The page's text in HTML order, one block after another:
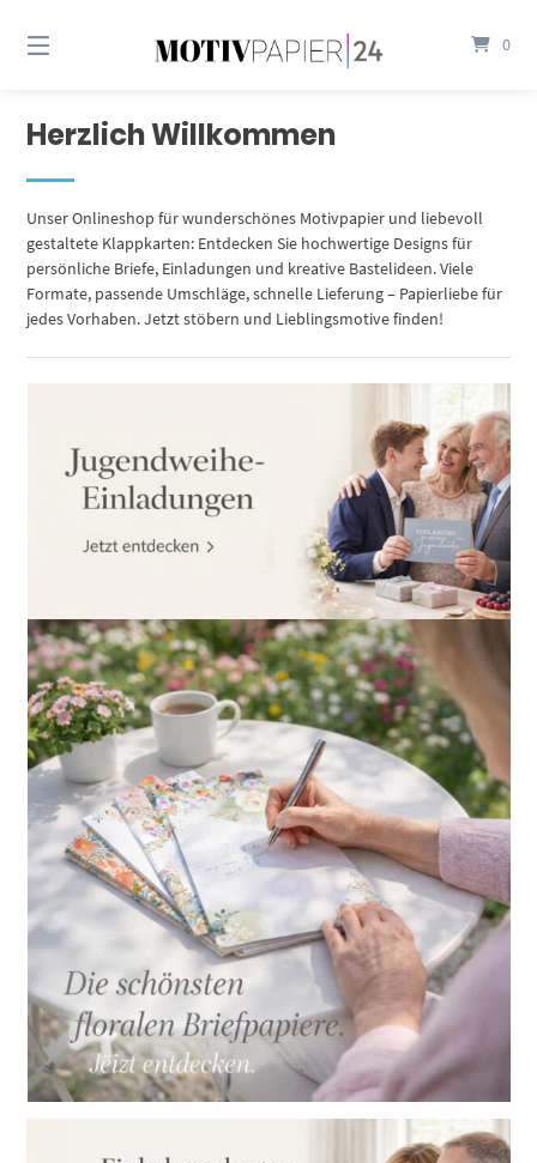
zum
0
Herzlich Willkommen
Unser Onlineshop für wunderschönes Motivpapier und liebevoll
gestaltete Klappkarten: Entdecken Sie hochwertige Designs für
persönliche Briefe, Einladungen und kreative Bastelideen. Viele
Formate, passende Umschläge, schnelle Lieferung – Papierliebe für
jedes Vorhaben. Jetzt stöbern und Lieblingsmotive finden!